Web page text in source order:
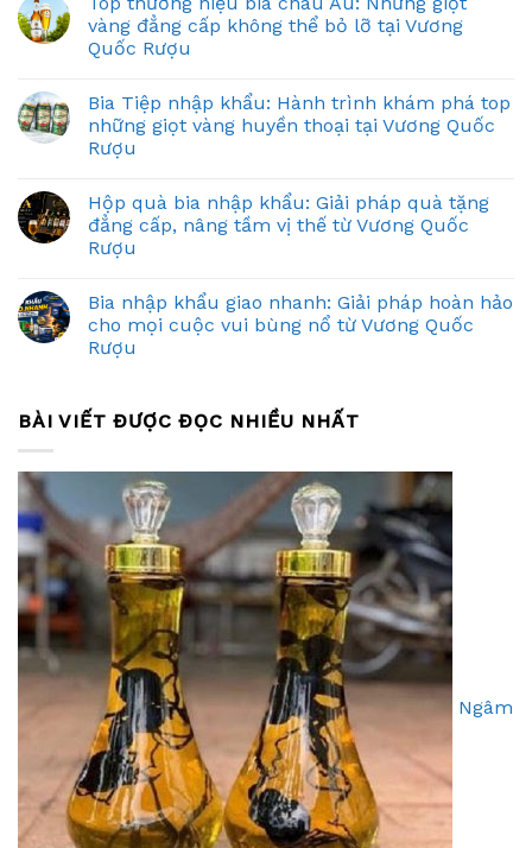
vàng đẳng cấp không thể bỏ lỡ tại Vương
Quốc Rượu
Bia Tiệp nhập khẩu: Hành trình khám phá top
những giọt vàng huyền thoại tại Vương Quốc
Rượu
Hộp quà bia nhập khẩu: Giải pháp quà tặng
đẳng cấp, nâng tầm vị thế từ Vương Quốc
Rượu
Bia nhập khẩu giao nhanh: Giải pháp hoàn hảo
cho mọi cuộc vui bùng nổ từ Vương Quốc
Rượu
BÀI VIẾT ĐƯỢC ĐỌC NHIỀU NHẤT
Ngâm